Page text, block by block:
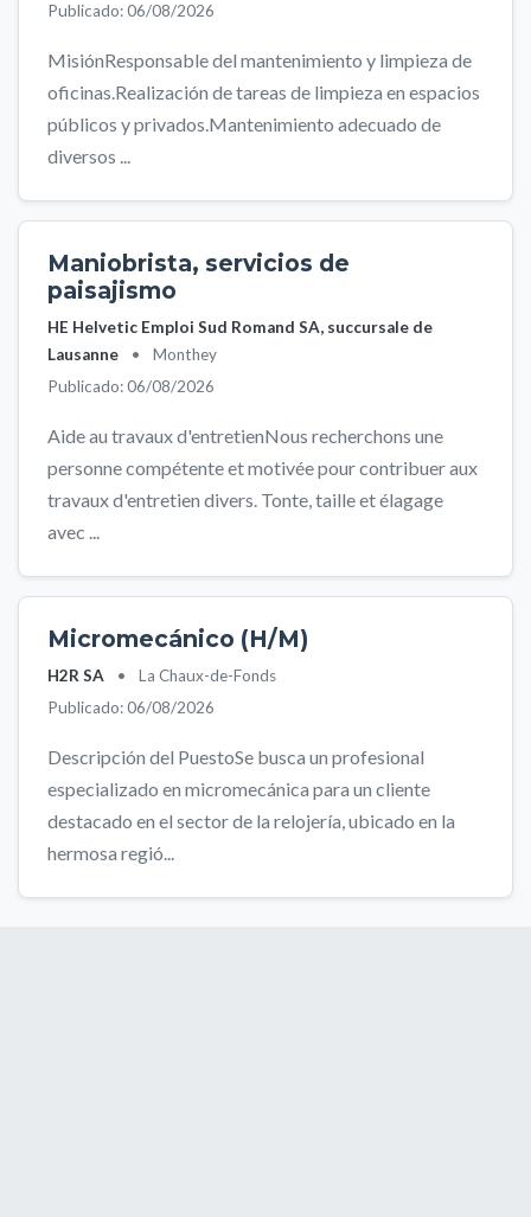
Publicado: 06/08/2026
MisiónResponsable del mantenimiento y limpieza de
oficinas.Realización de tareas de limpieza en espacios
públicos y privados.Mantenimiento adecuado de
diversos ...
Maniobrista, servicios de
paisajismo
HE Helvetic Emploi Sud Romand SA, succursale de
Lausanne
•
Monthey
Publicado: 06/08/2026
Aide au travaux d'entretienNous recherchons une
personne compétente et motivée pour contribuer aux
travaux d'entretien divers. Tonte, taille et élagage
avec ...
Micromecánico (H/M)
H2R SA •
La Chaux-de-Fonds
Publicado: 06/08/2026
Descripción del PuestoSe busca un profesional
especializado en micromecánica para un cliente
destacado en el sector de la relojería, ubicado en la
hermosa regió...